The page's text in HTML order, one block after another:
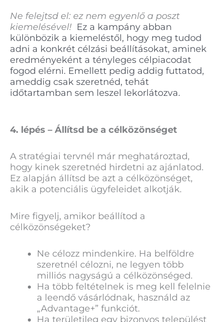
Ne felejtsd el: ez nem egyenlő a poszt
kiemelésével! Ez a kampány abban
különbözik a kiemeléstől, hogy meg tudod
adni a konkrét célzási beállításokat, aminek
eredményeként a tényleges célpiacodat
fogod elérni. Emellett pedig addig futtatod,
ameddig csak szeretnéd, tehát
időtartamban sem leszel lekorlátozva.
4. lépés – Állítsd be a célközönséget
A stratégiai tervnél már meghatároztad,
hogy kinek szeretnéd hirdetni az ajánlatod.
Ez alapján állítsd be azt a célközönséget,
akik a potenciális ügyfeleidet alkotják.
Mire figyelj, amikor beállítod a
célközönségeket?
Ne célozz mindenkire. Ha belföldre
szeretnél célozni, ne legyen több
milliós nagyságú a célközönséged.
Ha több feltételnek is meg kell felelnie
a leendő vásárlódnak, használd az
„Advantage+” funkciót.
Ha területileg egy bizonyos települést